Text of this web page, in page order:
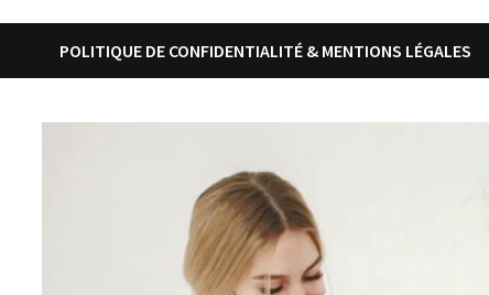
POLITIQUE DE CONFIDENTIALITÉ & MENTIONS LÉGALES